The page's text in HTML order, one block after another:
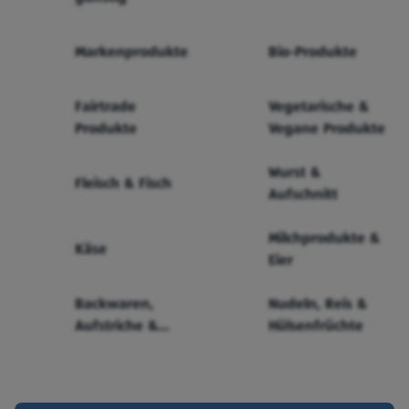
Markenprodukte Bio-Produkte
Fairtrade
Produkte
Vegetarische &
Vegane Produkte
Fleisch & Fisch
Wurst &
Aufschnitt
Käse
Milchprodukte &
Eier
Backwaren,
Aufstriche &
Nudeln, Reis &
Hülsenfrüchte